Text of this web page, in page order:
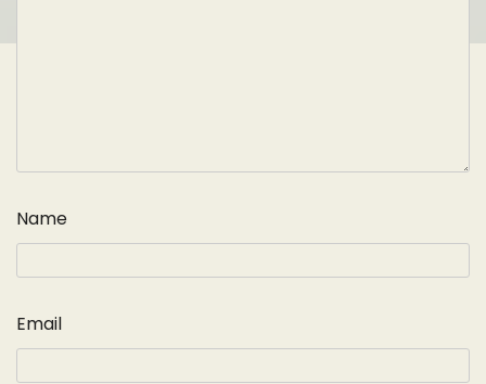
Name
Email